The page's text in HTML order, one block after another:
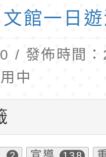
館一日
/ 發佈時間
中